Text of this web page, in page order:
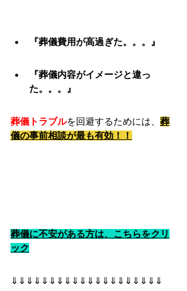
『葬儀費用が高過ぎた。。。』
『葬儀内容がイメージと違っ
た。。。』
葬儀トラブルを回避するためには、 葬
儀の事前相談が最も有効！！
葬儀に不安がある方は、こちらをクリ
ック
⇓⇓⇓⇓⇓⇓⇓⇓⇓⇓⇓⇓⇓⇓⇓⇓⇓⇓⇓⇓